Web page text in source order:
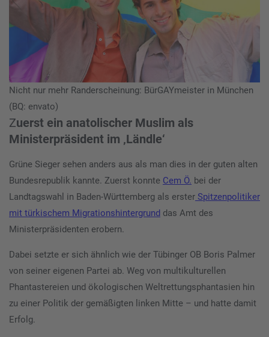
Nicht nur mehr Randerscheinung: BürGAYmeister in München
(BQ: envato)
Zuerst ein anatolischer Muslim als
Ministerpräsident im ‚Ländle‘
Grüne Sieger sehen anders aus als man dies in der guten alten
Bundesrepublik kannte. Zuerst konnte Cem Ö. bei der
Landtagswahl in Baden-Württemberg als erster Spitzenpolitiker
mit türkischem Migrationshintergrund das Amt des
Ministerpräsidenten erobern.
Dabei setzte er sich ähnlich wie der Tübinger OB Boris Palmer
von seiner eigenen Partei ab. Weg von multikulturellen
Phantastereien und ökologischen Weltrettungsphantasien hin
zu einer Politik der gemäßigten linken Mitte – und hatte damit
Erfolg.